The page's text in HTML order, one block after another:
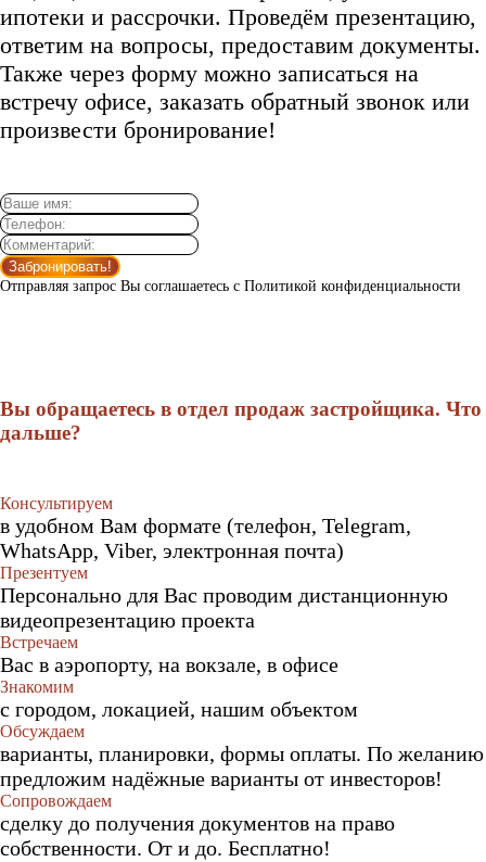
ипотеки и рассрочки. Проведём презентацию,
ответим на вопросы, предоставим документы.
Также через форму можно записаться на
встречу офисе, заказать обратный звонок или
произвести бронирование!
Забронировать!
Отправляя запрос Вы соглашаетесь с Политикой конфиденциальности
Вы обращаетесь в отдел продаж застройщика. Что
дальше?
Консультируем
в удобном Вам формате (телефон, Telegram,
WhatsApp, Viber, электронная почта)
Презентуем
Персонально для Вас проводим дистанционную
видеопрезентацию проекта
Встречаем
Вас в аэропорту, на вокзале, в офисе
Знакомим
с городом, локацией, нашим объектом
Обсуждаем
варианты, планировки, формы оплаты. По желанию
предложим надёжные варианты от инвесторов!
Сопровождаем
сделку до получения документов на право
собственности. От и до. Бесплатно!